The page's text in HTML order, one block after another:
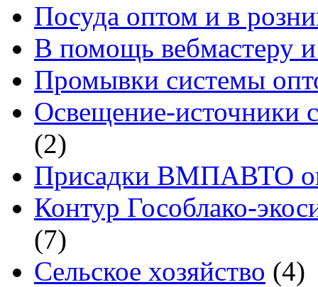
Посуда оптом и в
В помощь вебмастеру и
Промывки системы
Освещение-источники
(2)
Присадки ВМПАВТО
Контур Гособлако-
(7)
Сельское хозяйство (4)